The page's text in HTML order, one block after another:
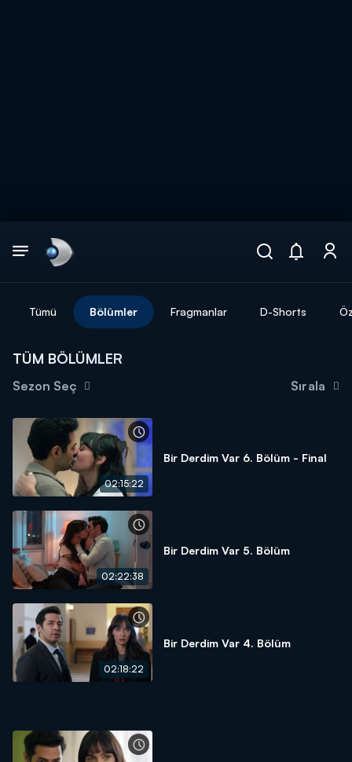
DİĞER SONUÇLAR
Tümü Bölümler Fragmanlar D-Shorts
TÜM BÖLÜMLER
Sezon Seç Sırala
02:15:22
Bir Derdim Var 6. Bölüm - Final
02:22:38
Bir Derdim Var 5. Bölüm
02:18:22
Bir Derdim Var 4. Bölüm